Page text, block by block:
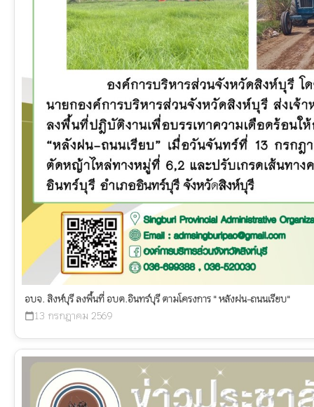
อบจ. สิงห์บุรี ลงพื้นที่ อบต.อินทร์บุรี ตามโครงการ " หลังฝน-ถนนเรียบ"
calendar_today 13 กรกฎาคม 2569